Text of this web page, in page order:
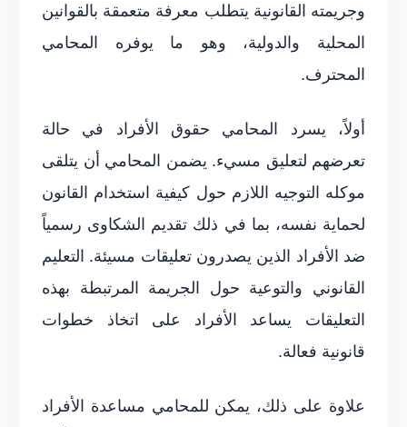
وجريمته القانونية يتطلب معرفة متعمقة بالقوانين
المحلية والدولية، وهو ما يوفره المحامي
المحترف.
أولاً، يسرد المحامي حقوق الأفراد في حالة
تعرضهم لتعليق مسيء. يضمن المحامي أن يتلقى
موكله التوجيه اللازم حول كيفية استخدام القانون
لحماية نفسه، بما في ذلك تقديم الشكاوى رسمياً
ضد الأفراد الذين يصدرون تعليقات مسيئة. التعليم
القانوني والتوعية حول الجريمة المرتبطة بهذه
التعليقات يساعد الأفراد على اتخاذ خطوات
قانونية فعالة.
علاوة على ذلك، يمكن للمحامي مساعدة الأفراد